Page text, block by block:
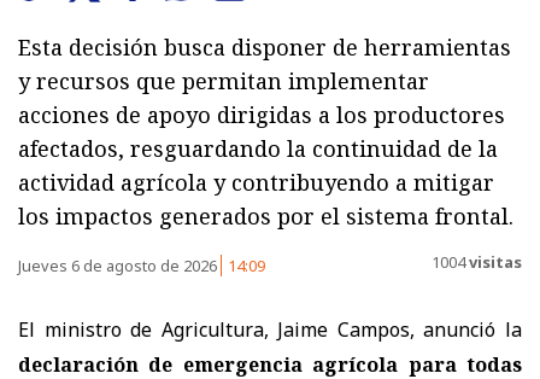
Esta decisión busca disponer de herramientas
y recursos que permitan implementar
acciones de apoyo dirigidas a los productores
afectados, resguardando la continuidad de la
actividad agrícola y contribuyendo a mitigar
los impactos generados por el sistema frontal.
Jueves 6 de agosto de 2026 14:09 1004visitas
El ministro de Agricultura, Jaime Campos, anunció la
declaración de emergencia agrícola para todas